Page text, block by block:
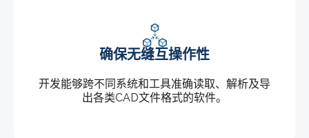
确保无缝互操作性
开发能够跨不同系统和工具准确读取、解析及导
出各类CAD文件格式的软件。